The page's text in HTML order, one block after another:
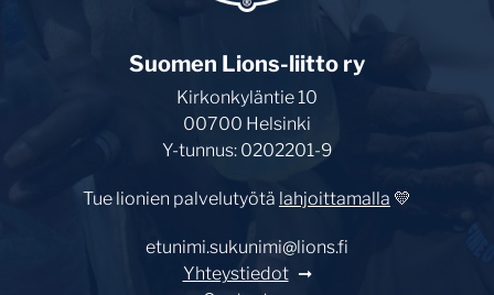
Suomen Lions-liitto ry
Kirkonkyläntie 10
00700 Helsinki
Y-tunnus: 0202201-9
Tue lionien palvelutyötä lahjoittamalla 💛
etunimi.sukunimi@lions.fi
Yhteystiedot